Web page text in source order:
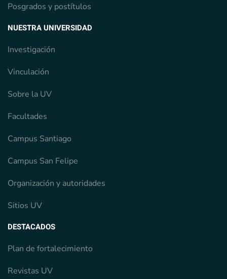
Posgrados y postítulos
NUESTRA UNIVERSIDAD
Investigación
Vinculación
Sobre la UV
Facultades
Campus Santiago
Campus San Felipe
Organización y autoridades
Sitios UV
DESTACADOS
Plan de fortalecimiento
Revistas UV